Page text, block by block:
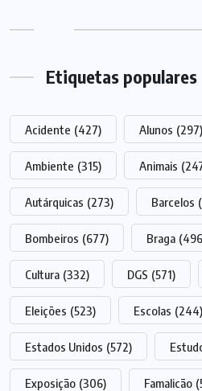
Etiquetas populares
Acidente (427) Alunos (297)
Ambiente (315) Animais
Autárquicas (273) Barcelos
Bombeiros (677) Braga
Cultura (332) DGS (571)
Eleições (523) Escolas (244)
Estados Unidos (572)
Exposição (306) Famalicão